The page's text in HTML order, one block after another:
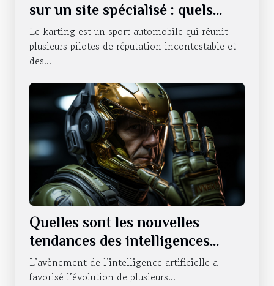
sur un site spécialisé : quels
sont les avantages qui en
découlent ?
Le karting est un sport automobile qui réunit
plusieurs pilotes de réputation incontestable et
des...
Quelles sont les nouvelles
tendances des intelligences
artificielles sur le statut du
NVIDIA ?
L’avènement de l’intelligence artificielle a
favorisé l’évolution de plusieurs...